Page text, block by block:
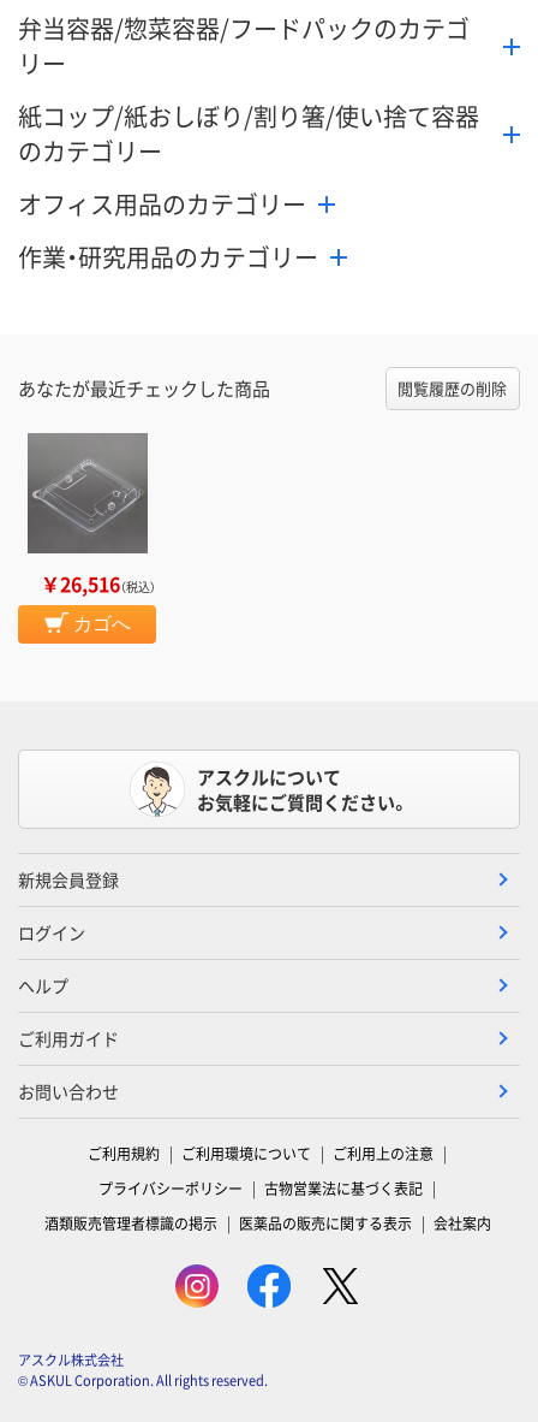
カゴへ カゴへ カ
弁当容器/惣菜容器/フードパックのカテゴ
リー
紙コップ/紙おしぼり/割り箸/使い捨て容器
のカテゴリー
オフィス用品のカテゴリー
作業・研究用品のカテゴリー
あなたが最近チェックした商品 閲覧履歴の削除
￥26,516（税込）
カゴへ
アスクルについて
お気軽にご質問ください。
新規会員登録
ログイン
ヘルプ
ご利用ガイド
お問い合わせ
ご利用規約 ご利用環境について
ご利用上の注意
プライバシーポリシー
古物営業法に基づく表記
酒類販売管理者標識の掲示
医薬品の販売に関する表示 会社案内
アスクル株式会社
© ASKUL Corporation. All rights reserved.